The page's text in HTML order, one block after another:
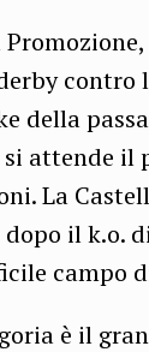
contro
della
attende il
La
il k.o.
campo
è il